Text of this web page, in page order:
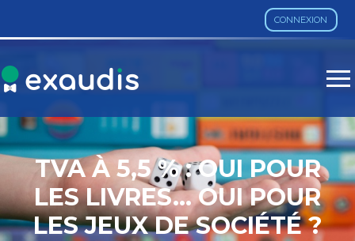
CONNEXION
Aller
TVA À 5,5 % : OUI POUR
LES LIVRES… OUI POUR
LES JEUX DE SOCIÉTÉ ?